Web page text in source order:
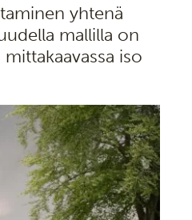
yhtenä
mallilla on
iso